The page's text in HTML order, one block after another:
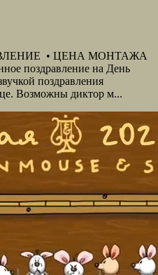
• ЦЕНА МОНТАЖА
поздравление на День
поздравления
Возможны диктор м...